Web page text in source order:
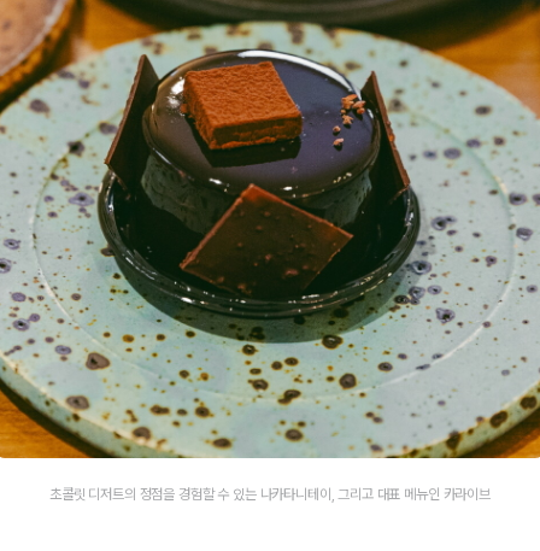
초콜릿 디저트의 정점을 경험할 수 있는 나카타니테이, 그리고 대표 메뉴인 카라이브